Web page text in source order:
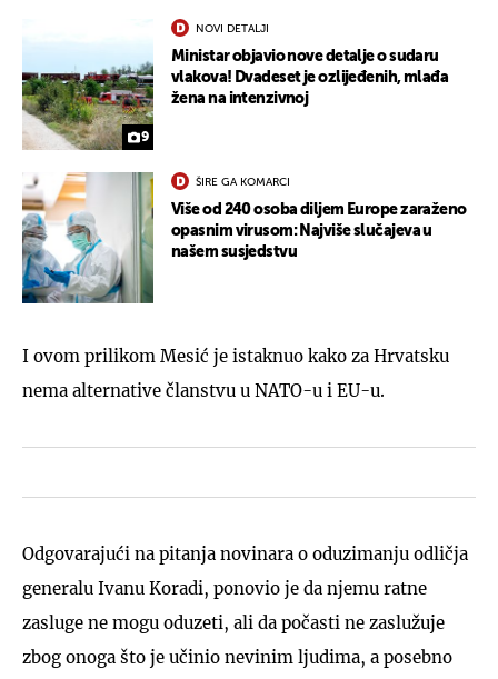
9
NOVI DETALJI
Ministar objavio nove detalje o sudaru
vlakova! Dvadeset je ozlijeđenih, mlađa
žena na intenzivnoj
ŠIRE GA KOMARCI
Više od 240 osoba diljem Europe zaraženo
opasnim virusom: Najviše slučajeva u
našem susjedstvu
I ovom prilikom Mesić je istaknuo kako za Hrvatsku
nema alternative članstvu u NATO-u i EU-u.
Odgovarajući na pitanja novinara o oduzimanju odličja
generalu Ivanu Koradi, ponovio je da njemu ratne
zasluge ne mogu oduzeti, ali da počasti ne zaslužuje
zbog onoga što je učinio nevinim ljudima, a posebno